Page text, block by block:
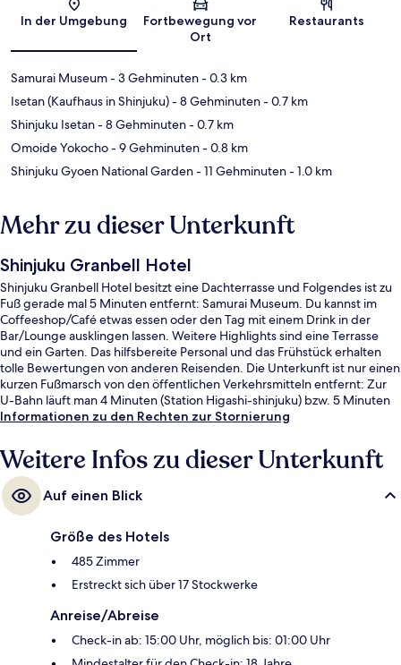
Karte
In der Umgebung
Fortbewegung vor
Ort
Restaurants
Samurai Museum- 3 Gehminuten- 0.3 km
Isetan (Kaufhaus in Shinjuku)- 8 Gehminuten- 0.7 km
Shinjuku Isetan- 8 Gehminuten- 0.7 km
Omoide Yokocho- 9 Gehminuten- 0.8 km
Shinjuku Gyoen National Garden- 11 Gehminuten- 1.0 km
Mehr zu dieser Unterkunft
Shinjuku Granbell Hotel
Shinjuku Granbell Hotel besitzt eine Dachterrasse und Folgendes ist zu
Fuß gerade mal 5 Minuten entfernt: Samurai Museum. Du kannst im
Coffeeshop/Café etwas essen oder den Tag mit einem Drink in der
Bar/Lounge ausklingen lassen. Weitere Highlights sind eine Terrasse
und ein Garten. Das hilfsbereite Personal und das Frühstück erhalten
tolle Bewertungen von anderen Reisenden. Die Unterkunft ist nur einen
kurzen Fußmarsch von den öffentlichen Verkehrsmitteln entfernt: Zur
U-Bahn läuft man 4 Minuten (Station Higashi-shinjuku) bzw. 5 Minuten
(Station Shinjuku-sanchōme).
Informationen zu den Rechten zur Stornierung
Weitere Infos zu dieser Unterkunft
Auf einen Blick
Größe des Hotels
485 Zimmer
Erstreckt sich über 17 Stockwerke
Anreise/Abreise
Check-in ab: 15:00 Uhr, möglich bis: 01:00 Uhr